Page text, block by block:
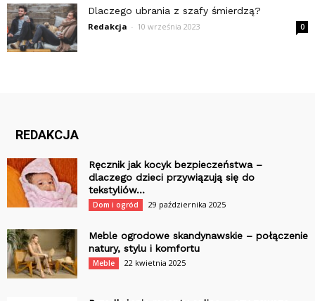
Dlaczego ubrania z szafy śmierdzą?
Redakcja - 10 września 2023 0
REDAKCJA
Ręcznik jak kocyk bezpieczeństwa –
dlaczego dzieci przywiązują się do
tekstyliów...
Dom i ogród 29 października 2025
Meble ogrodowe skandynawskie – połączenie
natury, stylu i komfortu
Meble 22 kwietnia 2025